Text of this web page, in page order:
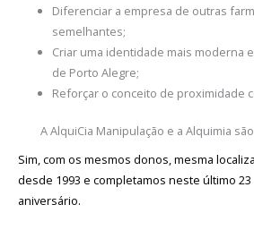
Diferenciar a empresa de outras
semelhantes;
Criar uma identidade mais moderna
de Porto Alegre;
Reforçar o conceito de proximidade
A AlquiCia Manipulação e a Alquimia
Sim, com os mesmos donos, mesma
desde 1993 e completamos neste último 23
aniversário.